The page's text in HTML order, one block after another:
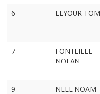
6 LEYOUR TOM
7
FONTEILLE
NOLAN
9 NEEL NOAM